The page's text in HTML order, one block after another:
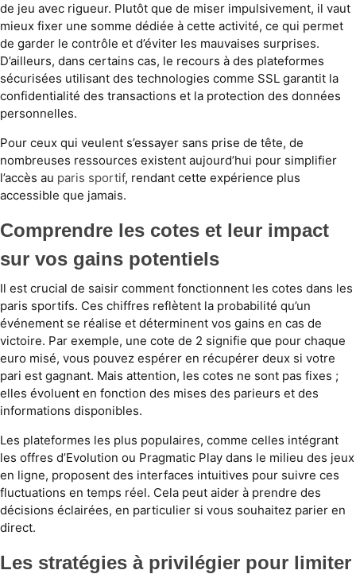
de jeu avec rigueur. Plutôt que de miser impulsivement, il vaut
mieux fixer une somme dédiée à cette activité, ce qui permet
de garder le contrôle et d’éviter les mauvaises surprises.
D’ailleurs, dans certains cas, le recours à des plateformes
sécurisées utilisant des technologies comme SSL garantit la
confidentialité des transactions et la protection des données
personnelles.
Pour ceux qui veulent s’essayer sans prise de tête, de
nombreuses ressources existent aujourd’hui pour simplifier
l’accès au paris sportif, rendant cette expérience plus
accessible que jamais.
Comprendre les cotes et leur impact
sur vos gains potentiels
Il est crucial de saisir comment fonctionnent les cotes dans les
paris sportifs. Ces chiffres reflètent la probabilité qu’un
événement se réalise et déterminent vos gains en cas de
victoire. Par exemple, une cote de 2 signifie que pour chaque
euro misé, vous pouvez espérer en récupérer deux si votre
pari est gagnant. Mais attention, les cotes ne sont pas fixes ;
elles évoluent en fonction des mises des parieurs et des
informations disponibles.
Les plateformes les plus populaires, comme celles intégrant
les offres d’Evolution ou Pragmatic Play dans le milieu des jeux
en ligne, proposent des interfaces intuitives pour suivre ces
fluctuations en temps réel. Cela peut aider à prendre des
décisions éclairées, en particulier si vous souhaitez parier en
direct.
Les stratégies à privilégier pour limiter